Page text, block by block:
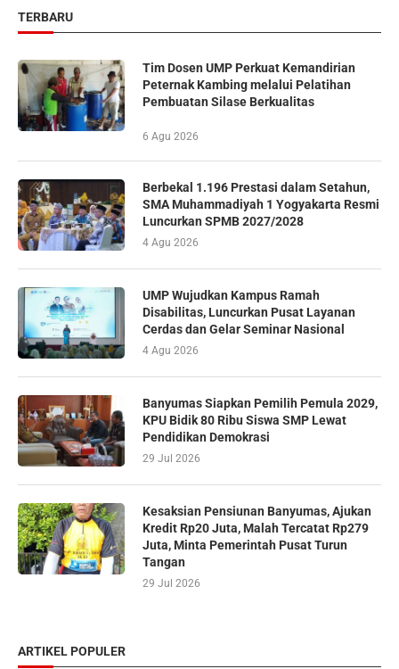
TERBARU
Tim Dosen UMP Perkuat Kemandirian
Peternak Kambing melalui Pelatihan
Pembuatan Silase Berkualitas
6 Agu 2026
Berbekal 1.196 Prestasi dalam Setahun,
SMA Muhammadiyah 1 Yogyakarta Resmi
Luncurkan SPMB 2027/2028
4 Agu 2026
UMP Wujudkan Kampus Ramah
Disabilitas, Luncurkan Pusat Layanan
Cerdas dan Gelar Seminar Nasional
4 Agu 2026
Banyumas Siapkan Pemilih Pemula 2029,
KPU Bidik 80 Ribu Siswa SMP Lewat
Pendidikan Demokrasi
29 Jul 2026
Kesaksian Pensiunan Banyumas, Ajukan
Kredit Rp20 Juta, Malah Tercatat Rp279
Juta, Minta Pemerintah Pusat Turun
Tangan
29 Jul 2026
ARTIKEL POPULER